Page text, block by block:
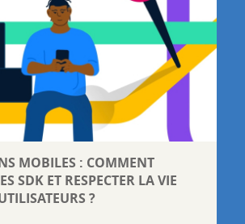
MOBILES : COMMENT
SDK ET RESPECTER LA VIE
?